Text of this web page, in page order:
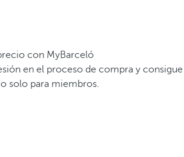
con MyBarceló
en el proceso de compra y consigue
solo para miembros.